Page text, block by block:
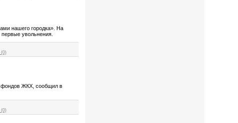
нашего городка». На
увольнения.
(0)
фондов ЖКХ, сообщил в
(0)